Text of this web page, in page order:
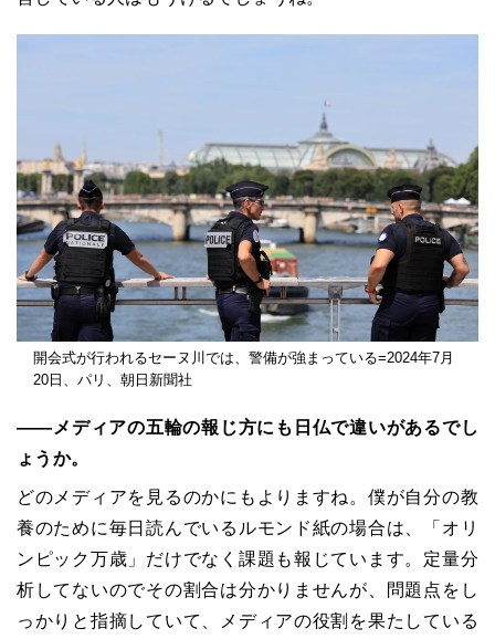
開会式が行われるセーヌ川では、警備が強まっている=2024年7月
20日、パリ、朝日新聞社
――メディアの五輪の報じ方にも日仏で違いがあるでし
ょうか。
どのメディアを見るのかにもよりますね。僕が自分の教
養のために毎日読んでいるルモンド紙の場合は、「オリ
ンピック万歳」だけでなく課題も報じています。定量分
析してないのでその割合は分かりませんが、問題点をし
っかりと指摘していて、メディアの役割を果たしている